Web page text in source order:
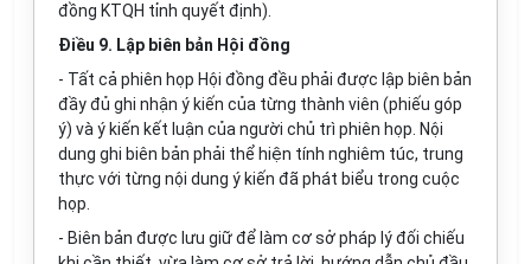
đồng KTQH tỉnh quyết định).
Điều 9. Lập biên bản Hội đồng
- Tất cả phiên họp Hội đồng đều phải được lập biên bản
đầy đủ ghi nhận ý kiến của từng thành viên (phiếu góp
ý) và ý kiến kết luận của người chủ trì phiên họp. Nội
dung ghi biên bản phải thể hiện tính nghiêm túc, trung
thực với từng nội dung ý kiến đã phát biểu trong cuộc
họp.
- Biên bản được lưu giữ để làm cơ sở pháp lý đối chiếu